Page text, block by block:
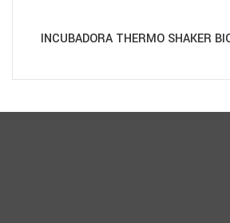
INCUBADORA THERMO SHAKER